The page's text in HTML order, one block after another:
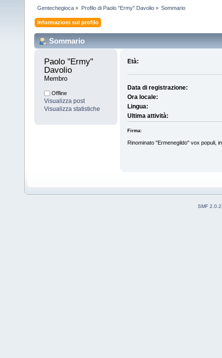
Gentechegioca » Profilo di Paolo "Ermy" Davolio» Sommario
Informazioni sul profilo
Sommario
Paolo "Ermy"
Davolio
Membro
Offline
Visualizza post
Visualizza statistiche
Età:
Data di registrazione:
Ora locale:
Lingua:
Ultima attività:
Firma:
Rinominato "Ermenegildo" vox populi,
SMF 2.0.2